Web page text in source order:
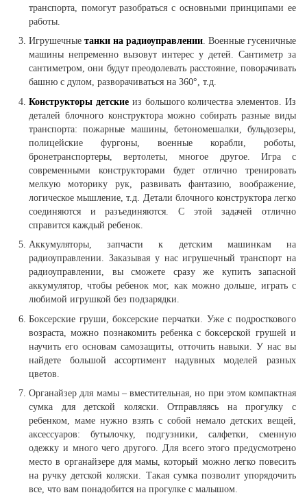
транспорта, помогут разобраться с основными принципами ее
работы.
Игрушечные танки на радиоуправлении. Военные гусеничные
машины непременно вызовут интерес у детей. Сантиметр за
сантиметром, они будут преодолевать расстояние, поворачивать
башню с дулом, разворачиваться на 360°, т.д.
Конструкторы детскиеиз большого количества элементов. Из
деталей блочного конструктора можно собирать разные виды
транспорта: пожарные машины, бетономешалки, бульдозеры,
полицейские фургоны, военные корабли, роботы,
бронетранспортеры, вертолеты, многое другое. Игра с
современными конструкторами будет отлично тренировать
мелкую моторику рук, развивать фантазию, воображение,
логическое мышление, т.д. Детали блочного конструктора легко
соединяются и разъединяются. С этой задачей отлично
справится каждый ребенок.
Аккумуляторы, запчасти к детским машинкам на
радиоуправлении. Заказывая у нас игрушечный транспорт на
радиоуправлении, вы сможете сразу же купить запасной
аккумулятор, чтобы ребенок мог, как можно дольше, играть с
любимой игрушкой без подзарядки.
Боксерские груши, боксерские перчатки. Уже с подросткового
возраста, можно познакомить ребенка с боксерской грушей и
научить его основам самозащиты, отточить навыки. У нас вы
найдете большой ассортимент надувных моделей разных
цветов.
Органайзер для мамы – вместительная, но при этом компактная
сумка для детской коляски. Отправляясь на прогулку с
ребенком, маме нужно взять с собой немало детских вещей,
аксессуаров: бутылочку, подгузники, салфетки, сменную
одежку и много чего другого. Для всего этого предусмотрено
место в органайзере для мамы, который можно легко повесить
на ручку детской коляски. Такая сумка позволит упорядочить
все, что вам понадобится на прогулке с малышом.